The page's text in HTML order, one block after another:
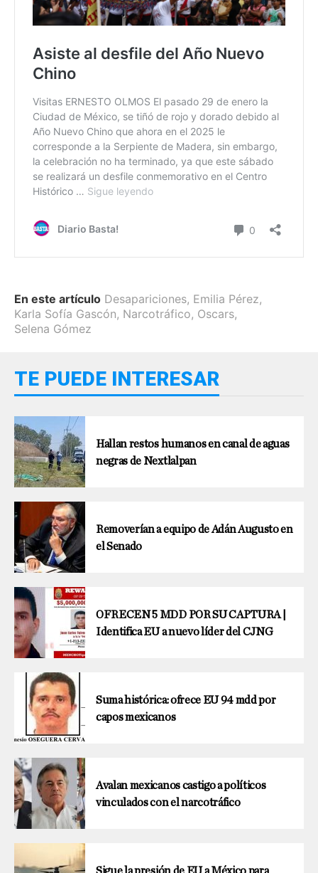
En este artículo Desapariciones, Emilia Pérez,
Karla Sofía Gascón, Narcotráfico, Oscars,
Selena Gómez
TE PUEDE INTERESAR
Hallan restos humanos en canal de aguas
negras de Nextlalpan
Removerían a equipo de Adán Augusto en
el Senado
OFRECEN 5 MDD POR SU CAPTURA |
Identifica EU a nuevo líder del CJNG
Suma histórica: ofrece EU 94 mdd por
capos mexicanos
Avalan mexicanos castigo a políticos
vinculados con el narcotráfico
Sigue la presión de EU a México para